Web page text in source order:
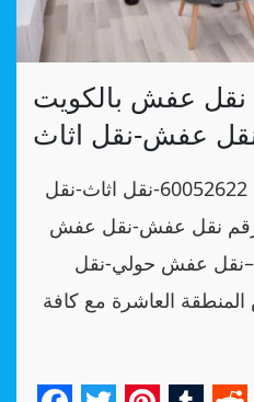
عفش بالكويت
شركة نقل عفش بالكويت 60052622-نقل اثاث-نقل
نقل عفش-نقل عفش
عفش حولي-نقل
العاشرة مع كافة